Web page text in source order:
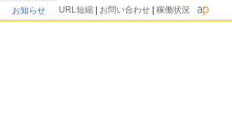
お知らせ URL短縮 お問い合わせ 稼働状況